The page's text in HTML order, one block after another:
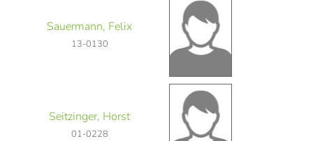
Sauermann, Felix
13-0130
Seitzinger, Horst
01-0228